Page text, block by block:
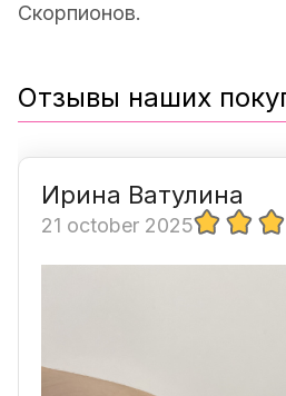
Скорпионов.
Отзывы наших
Ирина Ватулина
21 october 2025